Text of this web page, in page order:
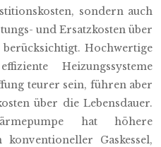
sondern auch
und Ersatzkosten über
berücksichtigt. Hochwertige
Heizungssysteme
teurer sein, führen aber
über die Lebensdauer.
hat höhere
konventioneller Gaskessel,